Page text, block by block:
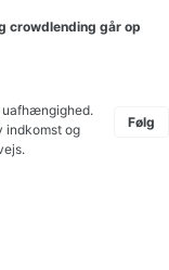
crowdlending går op
uafhængighed.
indkomst og
Følg